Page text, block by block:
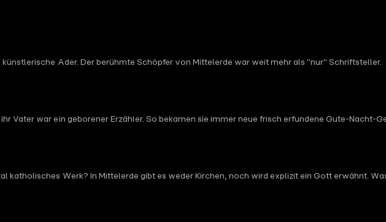
künstlerische Ader. Der berühmte Schöpfer von Mittelerde war weit mehr als "nur" Schriftsteller.
Vater war ein geborener Erzähler. So bekamen sie immer neue frisch erfundene Gute-Nacht-
katholisches Werk? In Mittelerde gibt es weder Kirchen, noch wird explizit ein Gott erwähnt.